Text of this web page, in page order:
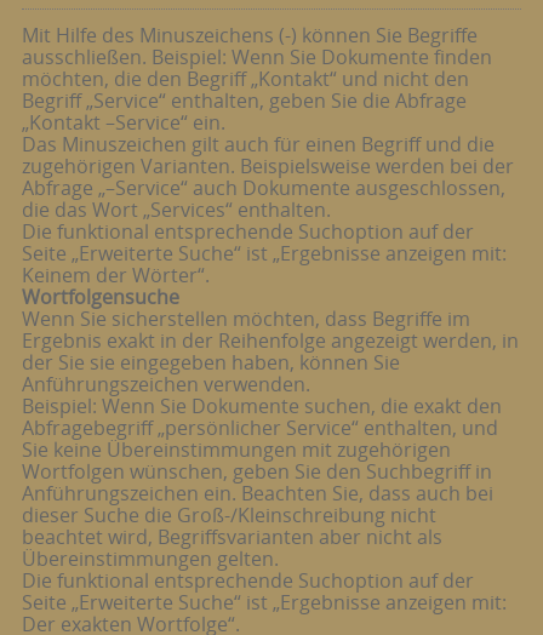
Mit Hilfe des Minuszeichens (-) können Sie Begriffe
ausschließen. Beispiel: Wenn Sie Dokumente finden
möchten, die den Begriff „Kontakt“ und nicht den
Begriff „Service“ enthalten, geben Sie die Abfrage
„Kontakt –Service“ ein.
Das Minuszeichen gilt auch für einen Begriff und die
zugehörigen Varianten. Beispielsweise werden bei der
Abfrage „–Service“ auch Dokumente ausgeschlossen,
die das Wort „Services“ enthalten.
Die funktional entsprechende Suchoption auf der
Seite „Erweiterte Suche“ ist „Ergebnisse anzeigen mit:
Keinem der Wörter“.
Wortfolgensuche
Wenn Sie sicherstellen möchten, dass Begriffe im
Ergebnis exakt in der Reihenfolge angezeigt werden, in
der Sie sie eingegeben haben, können Sie
Anführungszeichen verwenden.
Beispiel: Wenn Sie Dokumente suchen, die exakt den
Abfragebegriff „persönlicher Service“ enthalten, und
Sie keine Übereinstimmungen mit zugehörigen
Wortfolgen wünschen, geben Sie den Suchbegriff in
Anführungszeichen ein. Beachten Sie, dass auch bei
dieser Suche die Groß-/Kleinschreibung nicht
beachtet wird, Begriffsvarianten aber nicht als
Übereinstimmungen gelten.
Die funktional entsprechende Suchoption auf der
Seite „Erweiterte Suche“ ist „Ergebnisse anzeigen mit:
Der exakten Wortfolge“.